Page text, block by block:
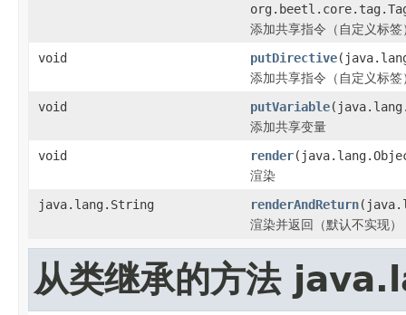
添加共享指令（自定义标签
void
putDirective
添加共享指令（自定义标签
void
putVariable
添加共享变量
void
render
渲染
java.lang.String
renderAndReturn
渲染并返回（默认不实现）
从类继承的方法